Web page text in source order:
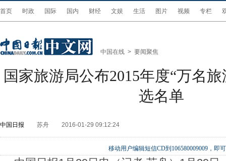
首页 时政 国际 国内 财经 文娱 生活 图片 视频 专栏
中国在线 > 要闻聚焦
国家旅游局公布2015年度“万名
选名单
中国日报 苏舟 2016-01-29 09:12:24
移动用户编辑短信CD到106580009009，即